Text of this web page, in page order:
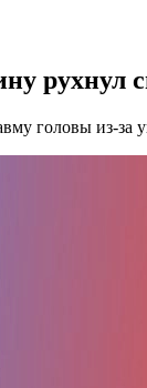
рухнул
головы из-за